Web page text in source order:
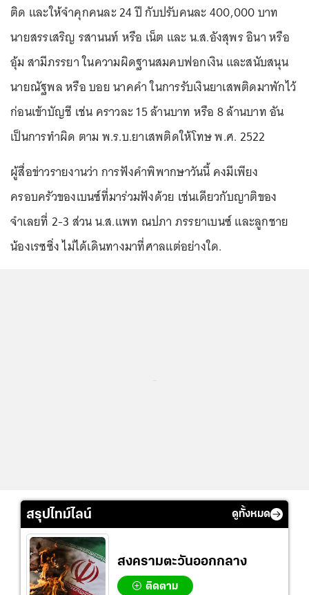
ติด และให้จำคุกคนละ 24 ปี กับปรับคนละ 400,000 บาท
นายสรรเสริญ รสานนท์ หรือ เน็ต และ น.ส.อังสุพร อินา หรือ
อุ้ม สามีภรรยา ในความผิดฐานสมคบฟอกเงิน และสนับสนุน
นายณัฐพล หรือ บอย นาคคำ ในการรับเงินยาเสพติดมาพักไว้
ก่อนเข้าบัญชี เช่น คราวละ 15 ล้านบาท หรือ 8 ล้านบาท อัน
เป็นการทำผิด ตาม พ.ร.บ.ยาเสพติดให้โทษ พ.ศ. 2522
ผู้สื่อข่าวรายงานว่า การฟังคำพิพากษาวันนี้ คงมีเพียง
ครอบครัวของเบนซ์ที่มาร่วมฟังด้วย เช่นเดียวกับญาติของ
จำเลยที่ 2-3 ส่วน น.ส.แพท ณปภา ภรรยาเบนซ์ และลูกชาย
น้องเรซซิ่ง ไม่ได้เดินทางมาที่ศาลแต่อย่างใด.
สรุปไทม์ไลน์ ดูทั้งหมด
สงครามตะวันออกกลาง
ติดตาม